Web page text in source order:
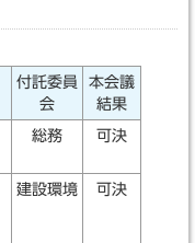
付託委員
会
本会議
結果
総務 可決
建設環境 可決